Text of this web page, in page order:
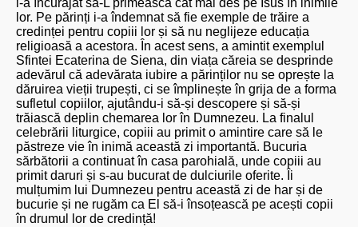
i-a încurajat să-L primească cât mai des pe Isus în inimile
lor. Pe părinți i-a îndemnat să fie exemple de trăire a
credinței pentru copiii lor și să nu neglijeze educația
religioasă a acestora. În acest sens, a amintit exemplul
Sfintei Ecaterina de Siena, din viața căreia se desprinde
adevărul că adevărata iubire a părinților nu se oprește la
dăruirea vieții trupești, ci se împlinește în grija de a forma
sufletul copiilor, ajutându-i să-și descopere și să-și
trăiască deplin chemarea lor în Dumnezeu. La finalul
celebrării liturgice, copiii au primit o amintire care să le
păstreze vie în inimă această zi importantă. Bucuria
sărbătorii a continuat în casa parohială, unde copiii au
primit daruri și s-au bucurat de dulciurile oferite. Îi
mulțumim lui Dumnezeu pentru această zi de har și de
bucurie și ne rugăm ca El să-i însoțească pe acești copii
în drumul lor de credință!